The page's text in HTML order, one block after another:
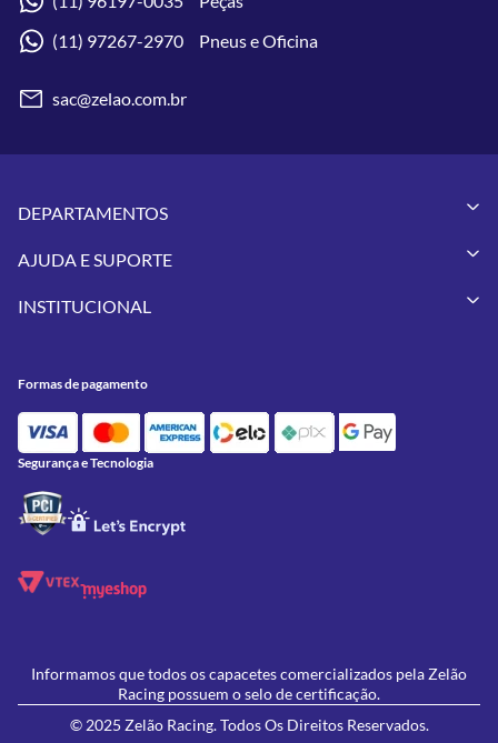
(11) 97267-2970 Pneus e Oficina
sac@zelao.com.br
DEPARTAMENTOS
Vestuários
Pneus
Utilidades
Feminino
Lançamentos
AJUDA E SUPORTE
Meus Pedidos
Política de Privacidade
Política de Campanhas e promoções
INSTITUCIONAL
Contato
Oficina/Serviços
Formas de pagamento
Segurança e Tecnologia
Informamos que todos os capacetes comercializados pela Zelão
Racing possuem o selo de certificação.
© 2025 Zelão Racing. Todos Os Direitos Reservados.